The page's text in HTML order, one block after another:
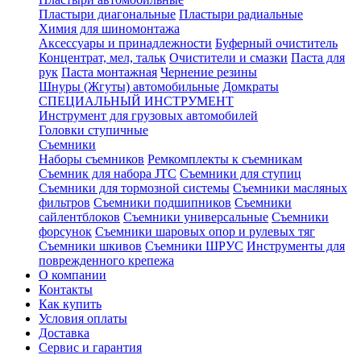
Пластыри диагональные Пластыри радиальные
Химия для шиномонтажа
Аксессуары и принадлежности Буферный очиститель
Концентрат, мел, тальк Очистители и смазки Паста для
рук Паста монтажная Чернение резины
Шнуры (Жгуты) автомобильные Домкраты
СПЕЦИАЛЬНЫЙ ИНСТРУМЕНТ
Инструмент для грузовых автомобилей
Головки ступичные
Съемники
Наборы съемников Ремкомплекты к съемникам
Съемник для набора JTC Съемники для ступиц
Съемники для тормозной системы Съемники масляных
фильтров Съемники подшипников Съемники
сайлентблоков Съемники универсальные Съемники
форсунок Съемники шаровых опор и рулевых тяг
Съемники шкивов Съемники ШРУС Инструменты для
поврежденного крепежа
О компании
Контакты
Как купить
Условия оплаты
Доставка
Сервис и гарантия